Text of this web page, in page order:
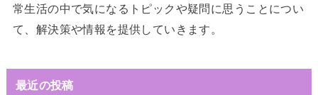
常生活の中で気になるトピックや疑問に思うことについ
て、解決策や情報を提供していきます。
最近の投稿